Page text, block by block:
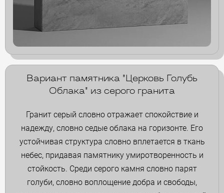
Вариант памятника "Церковь Голубь
Облака" из серого гранита
Гранит серый словно отражает спокойствие и
надежду, словно седые облака на горизонте. Его
устойчивая структура словно вплетается в ткань
небес, придавая памятнику умиротворенность и
стойкость. Среди серого камня словно парят
голуби, словно воплощение добра и свободы,